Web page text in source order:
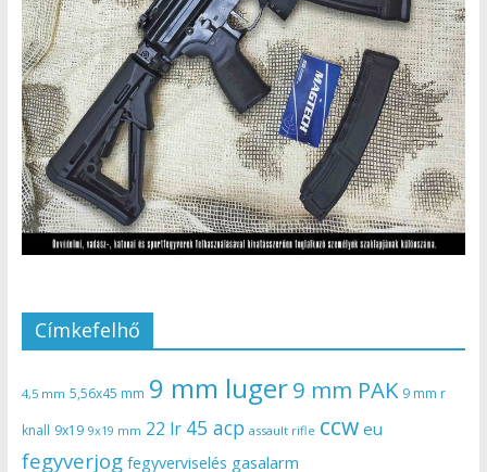
Címkefelhő
4,5 mm 5,56x45 mm 9 mm luger9 mm PAK 9 mm r
knall 9x19 9x19 mm 22 lr 45 acp assault rifle ccw eu
fegyverjog fegyverviselés gasalarm